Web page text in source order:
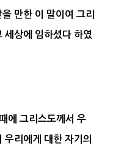
만한 이 말이여 그리
세상에 임하셨다 하였
에 그리스도께서 우
우리에게 대한 자기의